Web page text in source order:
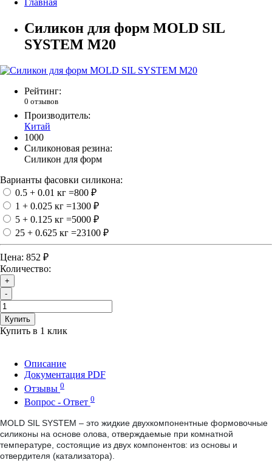
Главная
Силикон для форм MOLD SIL
SYSTEM M20
Рейтинг:
0 отзывов
Производитель:
Китай
1000
Cиликоновая резина:
Силикон для форм
Варианты фасовки силикона:
0.5 + 0.01 кг =800 ₽
1 + 0.025 кг =1300 ₽
5 + 0.125 кг =5000 ₽
25 + 0.625 кг =23100 ₽
Цена: 852 ₽
Количество:
+
-
Купить
Купить в 1 клик
Описание
Документация PDF
Отзывы 0
Вопрос - Ответ 0
MOLD SIL SYSTEM – это жидкие двухкомпонентные формовочные
силиконы на основе олова, отверждаемые при комнатной
температуре, состоящие из двух компонентов: из основы и
отвердителя (катализатора).